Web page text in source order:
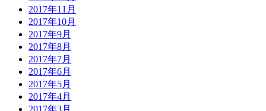
2017年11月
2017年10月
2017年9月
2017年8月
2017年7月
2017年6月
2017年5月
2017年4月
2017年3月